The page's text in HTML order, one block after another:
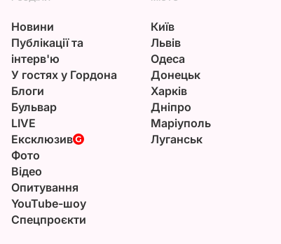
Новини
Публікації та
інтерв'ю
У гостях у Гордона
Блоги
Бульвар
LIVE
Ексклюзив
Фото
Відео
Опитування
YouTube-шоу
Спецпроєкти
Київ
Львів
Одеса
Донецьк
Харків
Дніпро
Маріуполь
Луганськ